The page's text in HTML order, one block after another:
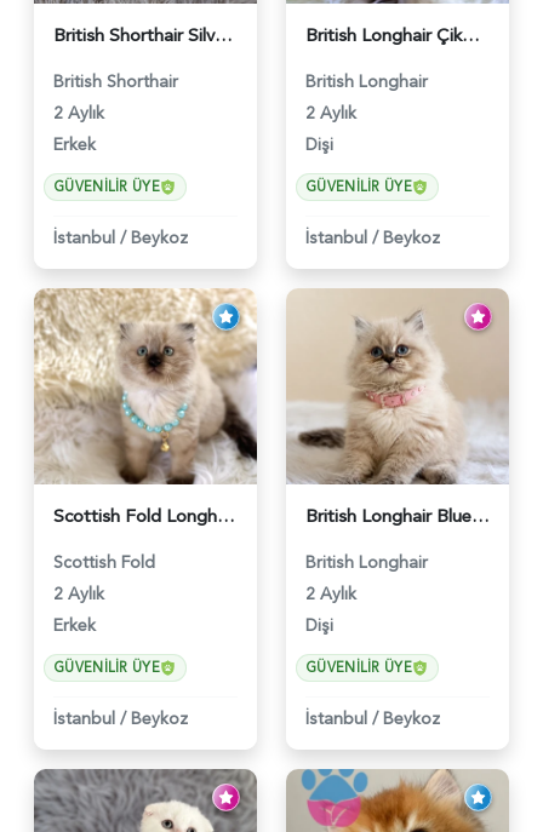
British Shorthair Silver Point Erkek 2 Aylık - 6122
British Shorthair
2 Aylık
Erkek
GÜVENILIR ÜYE
İstanbul / Beykoz
British Longhair Çikolata Nadir Renk Göz Kamaştırıcı - 6117
British Longhair
2 Aylık
Dişi
GÜVENILIR ÜYE
İstanbul / Beykoz
Scottish Fold Longhair Çikolata Erkek Yavrumuz - 6119
Scottish Fold
2 Aylık
Erkek
GÜVENILIR ÜYE
İstanbul / Beykoz
British Longhair Blue Point Afrodit Yuva Arıyor - 6118
British Longhair
2 Aylık
Dişi
GÜVENILIR ÜYE
İstanbul / Beykoz